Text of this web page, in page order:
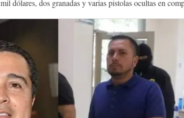
dólares, dos granadas y varias pistolas ocultas en